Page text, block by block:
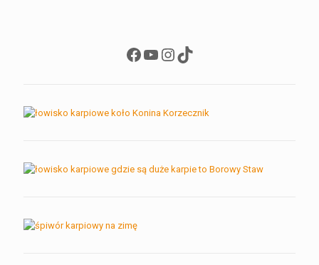
Facebook
YouTube
Instagram
TikTok